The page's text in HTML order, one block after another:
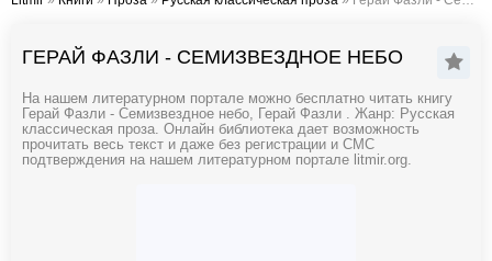
ГЕРАЙ ФАЗЛИ - СЕМИЗВЕЗДНОЕ НЕБО
На нашем литературном портале можно бесплатно читать книгу
Герай Фазли - Семизвездное небо, Герай Фазли . Жанр: Русская
классическая проза. Онлайн библиотека дает возможность
прочитать весь текст и даже без регистрации и СМС
подтверждения на нашем литературном портале litmir.org.